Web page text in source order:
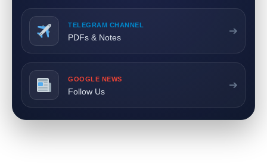
TELEGRAM CHANNEL
PDFs & Notes
➔
GOOGLE NEWS
Follow Us
➔